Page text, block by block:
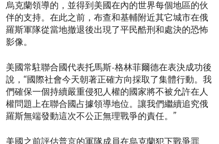
烏克蘭領導的，並得到美國在內的世界每個地區的伙
伴的支持。在此之前，布查和基輔附近其它城市在俄
羅斯軍隊從當地撤退後出現了平民酷刑和處決的恐怖
影像。
美國常駐聯合國代表托馬斯-格林菲爾德在表決成功後
說，“國際社會今天朝著正確方向採取了集體行動。我
們確保一個持續嚴重侵犯人權的國家將不被允許在人
權問題上在聯合國占據領導地位。讓我們繼續追究俄
羅斯無端發動這次不公正無理戰爭的責任。”